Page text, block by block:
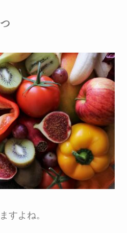
すよね。